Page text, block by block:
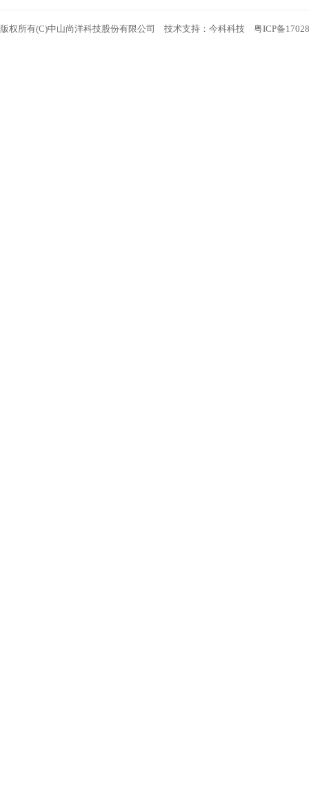
版权所有(C)中山尚洋科技股份有限公司 技术支持： 今科科技 粤ICP备